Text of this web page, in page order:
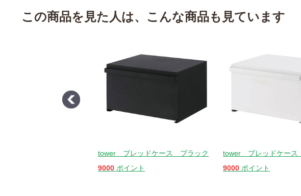
この商品を見た人は、こんな商品も見ています
tower ブレッドケース ブラック
9000 ポイント
tower ブレッドケース
9000 ポイント